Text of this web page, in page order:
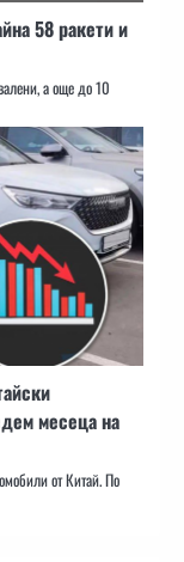
58 ракети и
а още до 10
месеца на
от Китай. По